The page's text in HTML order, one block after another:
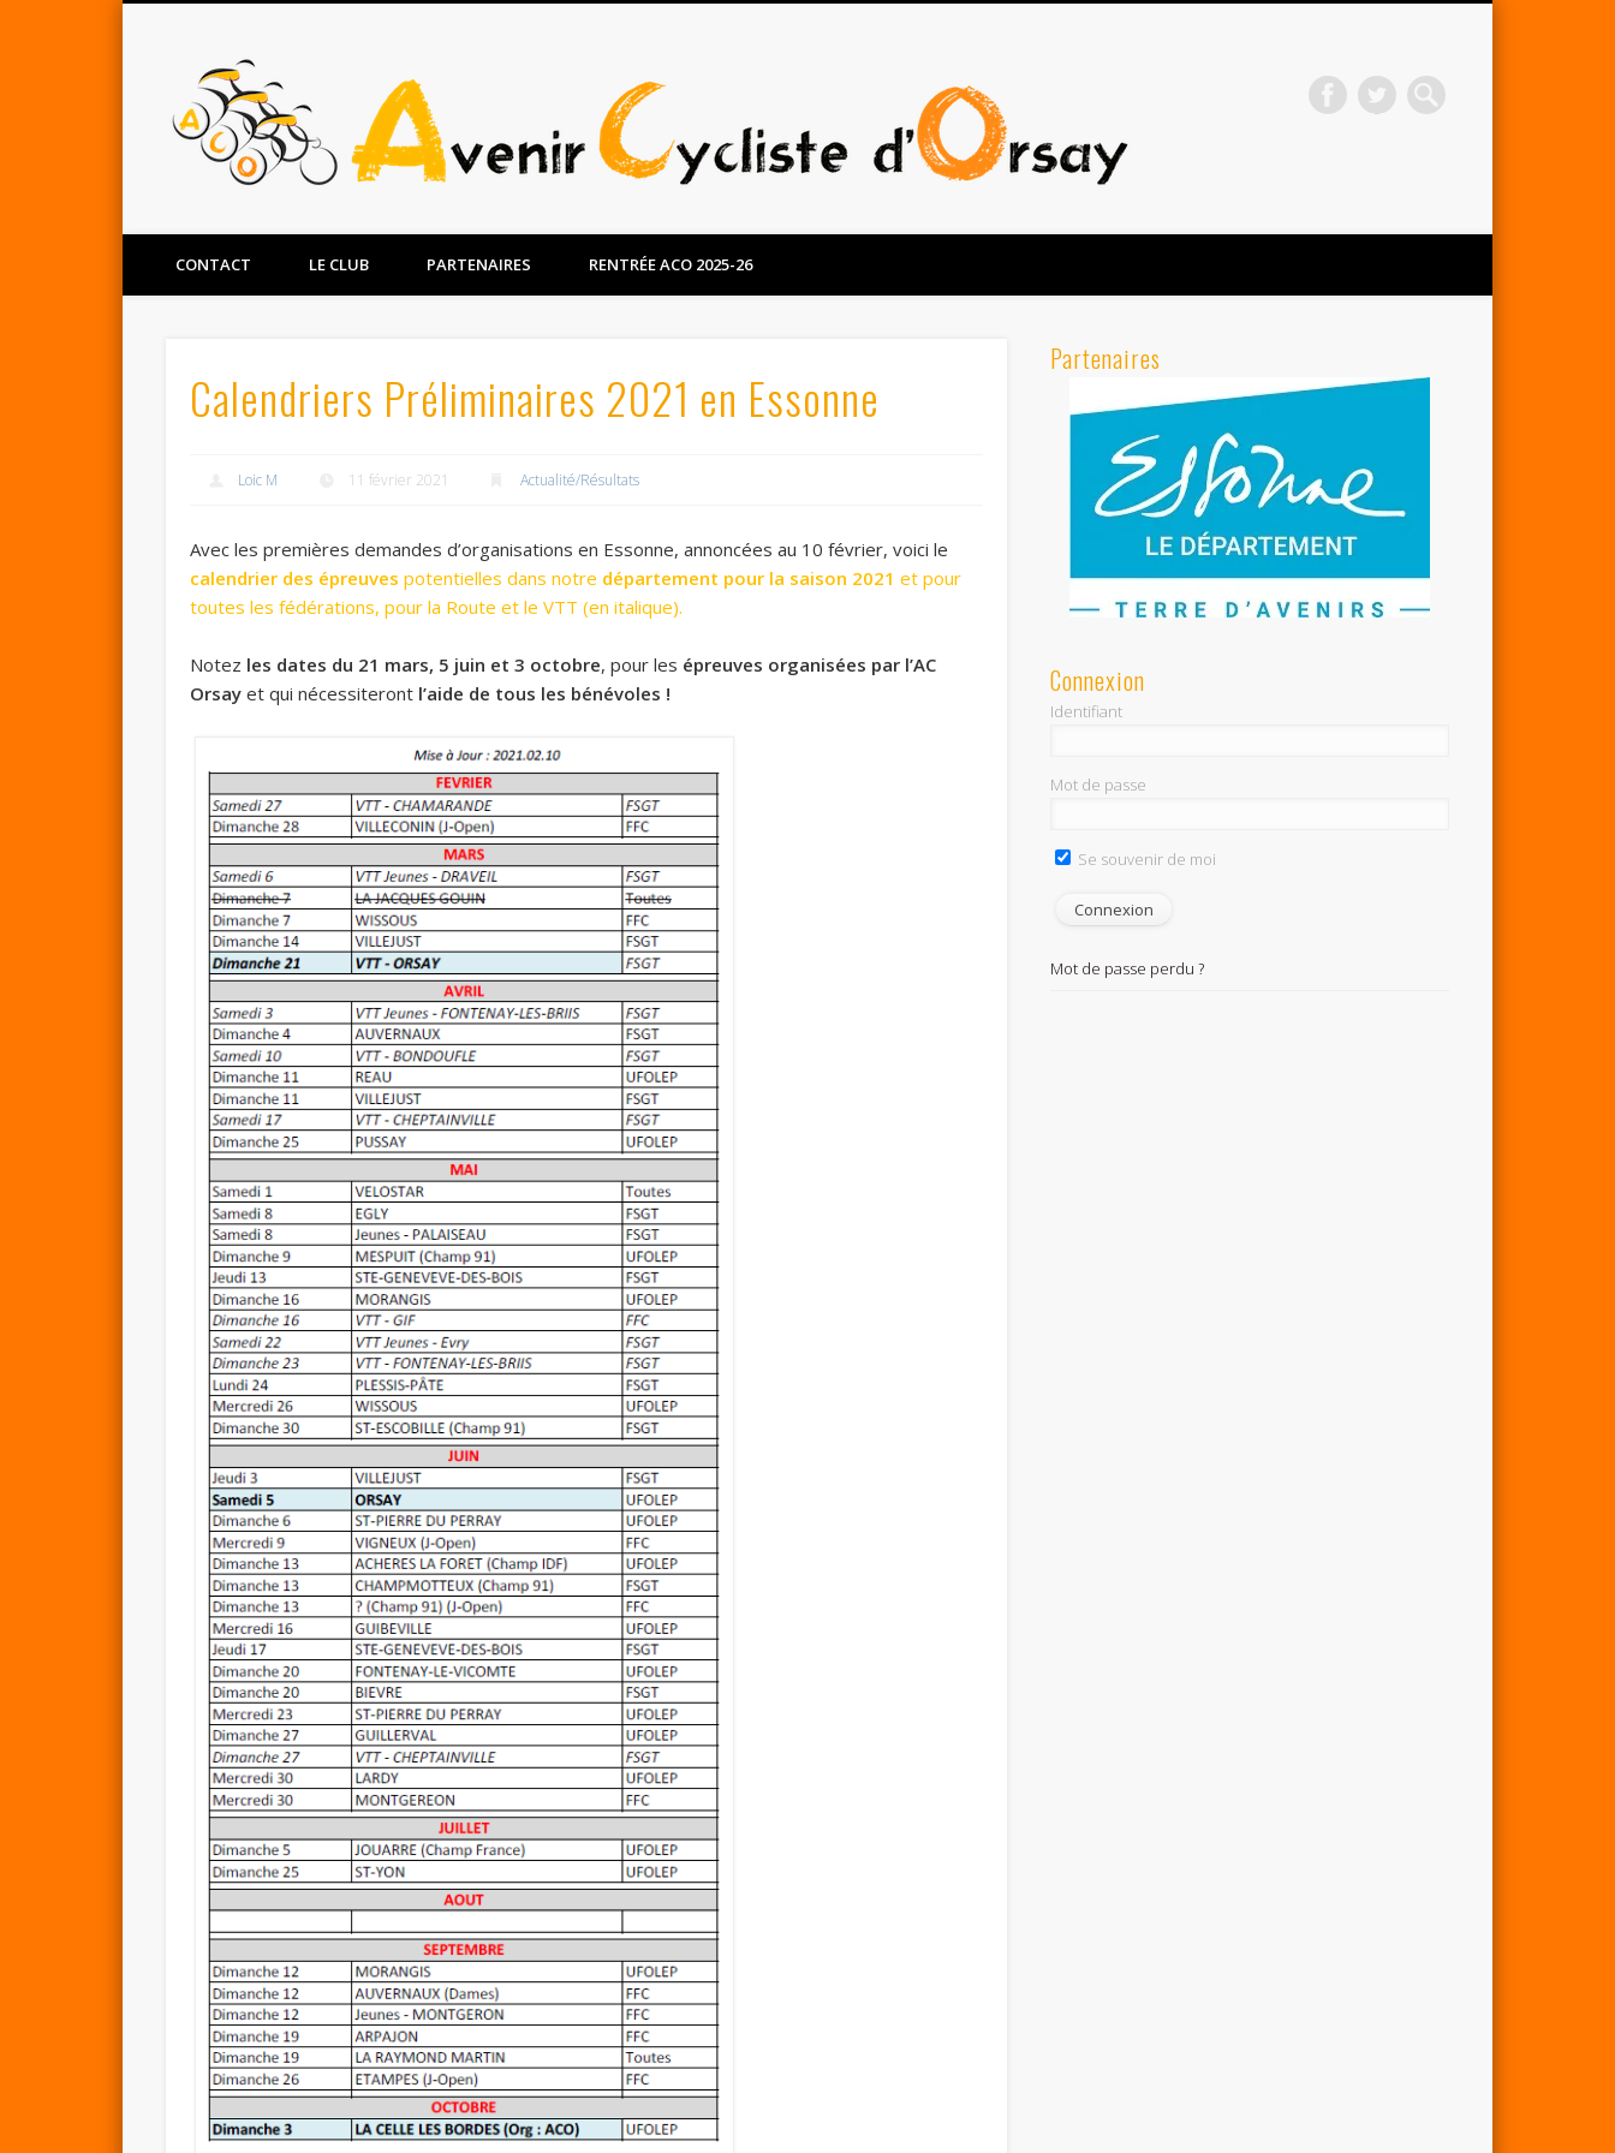
Avenir Cycliste d'Orsay
Twitter
CONTACT LE CLUB PARTENAIRES RENTRÉE ACO 2025-26
Calendriers Préliminaires 2021 en Essonne
Loic M 11 février 2021 Actualité/Résultats
Avec les premières demandes d’organisations en Essonne, annoncées au 10 février, voici le
calendrier des épreuves potentielles dans notre département pour la saison 2021 et pour
toutes les fédérations, pour la Route et le VTT (en italique).
Notez les dates du 21 mars, 5 juin et 3 octobre, pour les épreuves organisées par l’AC
Orsay et qui nécessiteront l’aide de tous les bénévoles !
Partenaires
Connexion
Identifiant
Mot de passe
Se souvenir de moi
Mot de passe perdu ?